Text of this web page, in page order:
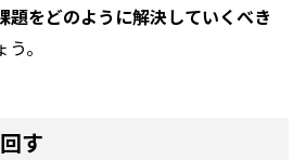
題をどのように解決していくべき
。
す